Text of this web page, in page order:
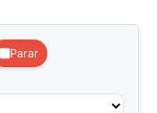
Parar